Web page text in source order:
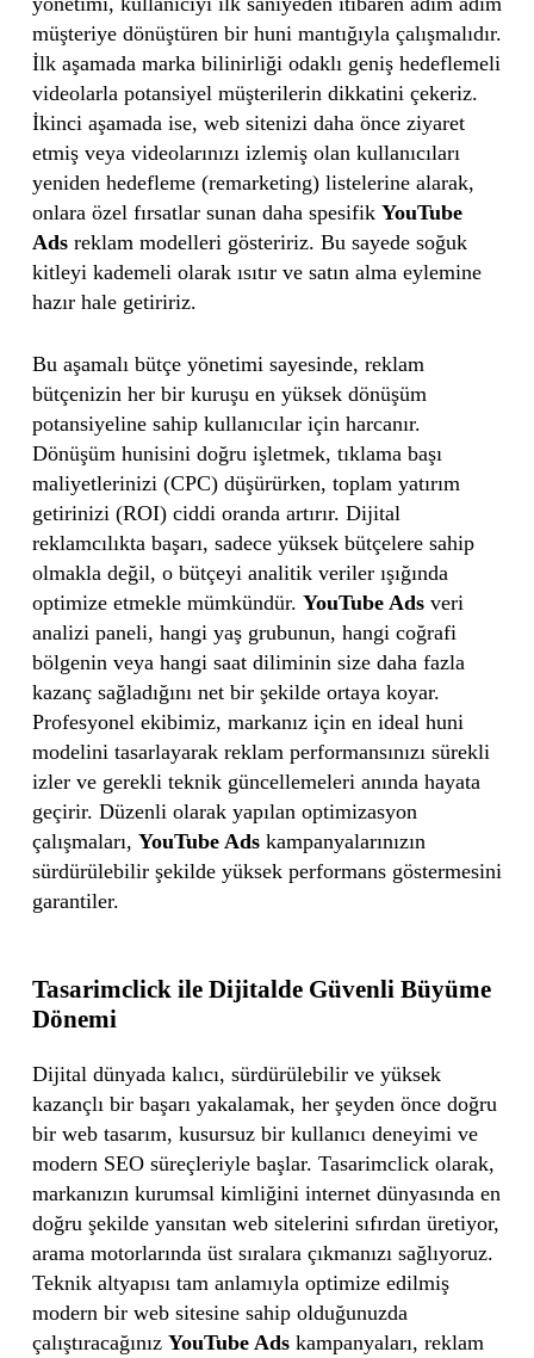
müşteriye dönüştüren bir huni mantığıyla çalışmalıdır.
İlk aşamada marka bilinirliği odaklı geniş hedeflemeli
videolarla potansiyel müşterilerin dikkatini çekeriz.
İkinci aşamada ise, web sitenizi daha önce ziyaret
etmiş veya videolarınızı izlemiş olan kullanıcıları
yeniden hedefleme (remarketing) listelerine alarak,
onlara özel fırsatlar sunan daha spesifik YouTube
Adsreklam modelleri gösteririz. Bu sayede soğuk
kitleyi kademeli olarak ısıtır ve satın alma eylemine
hazır hale getiririz.
Bu aşamalı bütçe yönetimi sayesinde, reklam
bütçenizin her bir kuruşu en yüksek dönüşüm
potansiyeline sahip kullanıcılar için harcanır.
Dönüşüm hunisini doğru işletmek, tıklama başı
maliyetlerinizi (CPC) düşürürken, toplam yatırım
getirinizi (ROI) ciddi oranda artırır. Dijital
reklamcılıkta başarı, sadece yüksek bütçelere sahip
olmakla değil, o bütçeyi analitik veriler ışığında
optimize etmekle mümkündür. YouTube Adsveri
analizi paneli, hangi yaş grubunun, hangi coğrafi
bölgenin veya hangi saat diliminin size daha fazla
kazanç sağladığını net bir şekilde ortaya koyar.
Profesyonel ekibimiz, markanız için en ideal huni
modelini tasarlayarak reklam performansınızı sürekli
izler ve gerekli teknik güncellemeleri anında hayata
geçirir. Düzenli olarak yapılan optimizasyon
çalışmaları, YouTube Adskampanyalarınızın
sürdürülebilir şekilde yüksek performans göstermesini
garantiler.
Tasarimclick ile Dijitalde Güvenli Büyüme
Dönemi
Dijital dünyada kalıcı, sürdürülebilir ve yüksek
kazançlı bir başarı yakalamak, her şeyden önce doğru
bir web tasarım, kusursuz bir kullanıcı deneyimi ve
modern SEO süreçleriyle başlar. Tasarimclick olarak,
markanızın kurumsal kimliğini internet dünyasında en
doğru şekilde yansıtan web sitelerini sıfırdan üretiyor,
arama motorlarında üst sıralara çıkmanızı sağlıyoruz.
Teknik altyapısı tam anlamıyla optimize edilmiş
modern bir web sitesine sahip olduğunuzda
çalıştıracağınız YouTube Adskampanyaları, reklam